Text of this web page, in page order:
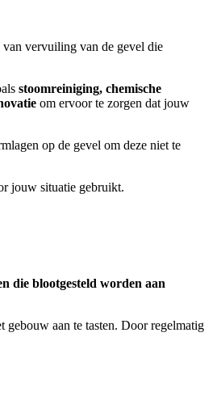
vervuiling van de gevel die
stoomreiniging, chemische
om ervoor te zorgen dat jouw
op de gevel om deze niet te
jouw situatie gebruikt.
die blootgesteld worden aan
gebouw aan te tasten. Door regelmatig